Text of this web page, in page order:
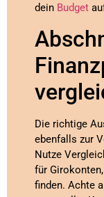
dein Budget
Die richtige
ebenfalls zur
Nutze
für
finden. Achte